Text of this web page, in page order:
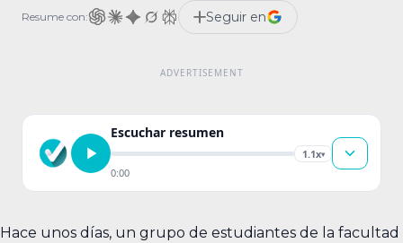
ingenieros desarrolló una aplicación para
iPhone llamada Haffe, la cual es capaz de
Resume con: Seguir en
Escuchar resumen
1.1x▾
0:00
Hace unos días, un grupo de estudiantes de la facultad